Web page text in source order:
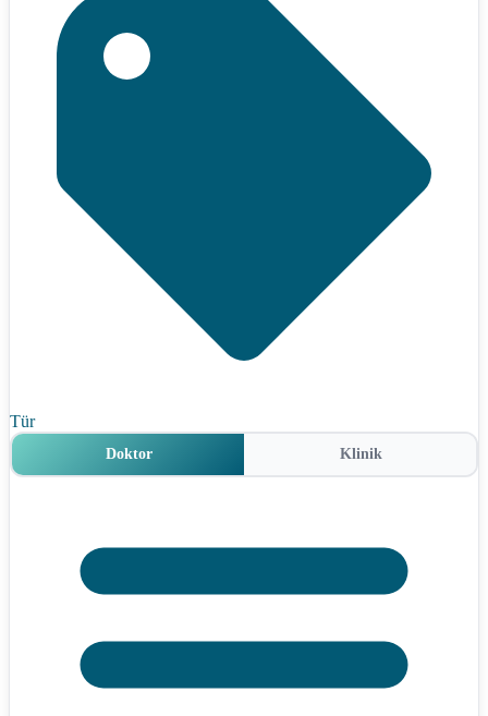
Tür
Doktor Klinik